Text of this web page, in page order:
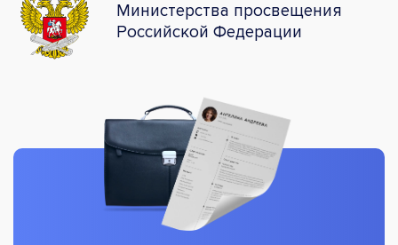
Министерства просвещения
Российской Федерации